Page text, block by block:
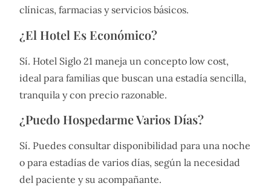
clínicas, farmacias y servicios básicos.
¿El Hotel Es Económico?
Sí. Hotel Siglo 21 maneja un concepto low cost,
ideal para familias que buscan una estadía sencilla,
tranquila y con precio razonable.
¿Puedo Hospedarme Varios Días?
Sí. Puedes consultar disponibilidad para una noche
o para estadías de varios días, según la necesidad
del paciente y su acompañante.